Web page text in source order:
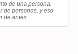
de una persona.
de personas, y eso
de antes.